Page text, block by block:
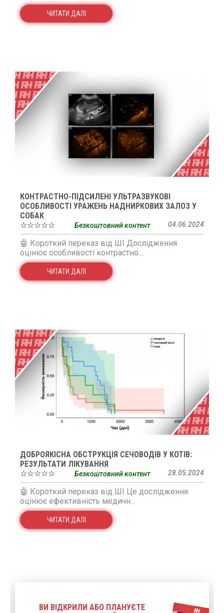
ЧИТАТИ ДАЛІ
КОНТРАСТНО-ПІДСИЛЕНІ УЛЬТРАЗВУКОВІ
ОСОБЛИВОСТІ УРАЖЕНЬ НАДНИРКОВИХ ЗАЛОЗ У
СОБАК
☆☆☆☆☆
04.06.2024
Безкоштовний контент
🤖 Короткий переказ від ШІ Дослідження
оцінює особливості контрастно...
ЧИТАТИ ДАЛІ
ДОБРОЯКІСНА ОБСТРУКЦІЯ СЕЧОВОДІВ У КОТІВ:
РЕЗУЛЬТАТИ ЛІКУВАННЯ
☆☆☆☆☆
28.05.2024
Безкоштовний контент
🤖 Короткий переказ від ШІ Це дослідження
оцінює ефективність медичн...
ЧИТАТИ ДАЛІ
ВИ ВІДКРИЛИ АБО ПЛАНУЄТЕ